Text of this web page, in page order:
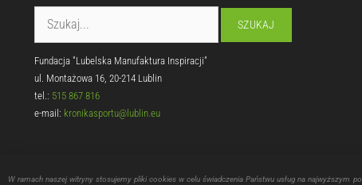
Fundacja "Lubelska Manufaktura Inspiracji"
ul. Montażowa 16, 20-214 Lublin
tel.: 515 867 816
e-mail: kronikasportu@lublin.eu
W ramach naszej witryny stosujemy pliki cookies w celu świadczenia Państwu usług na